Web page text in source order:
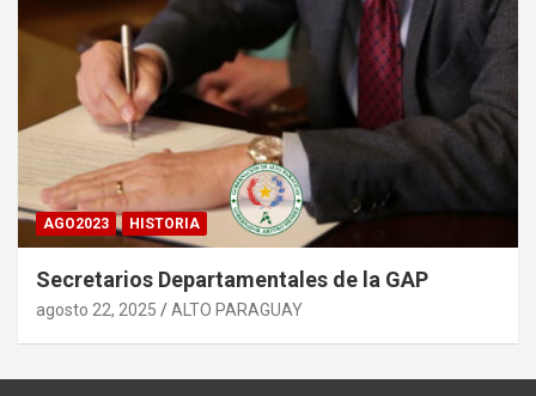
AGO2023 HISTORIA
Secretarios Departamentales de la GAP
agosto 22, 2025 ALTO PARAGUAY